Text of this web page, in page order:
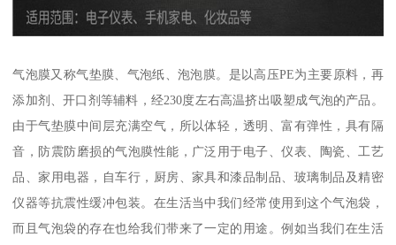
气泡膜又称气垫膜、气泡纸、泡泡膜。是以高压PE为主要原料，再
添加剂、开口剂等辅料，经230度左右高温挤出吸塑成气泡的产品。
由于气垫膜中间层充满空气，所以体轻，透明、富有弹性，具有隔
音，防震防磨损的气泡膜性能，广泛用于电子、仪表、陶瓷、工艺
品、家用电器，自车行，厨房、家具和漆品制品、玻璃制品及精密
仪器等抗震性缓冲包装。在生活当中我们经常使用到这个气泡袋，
而且气泡袋的存在也给我们带来了一定的用途。例如当我们在生活